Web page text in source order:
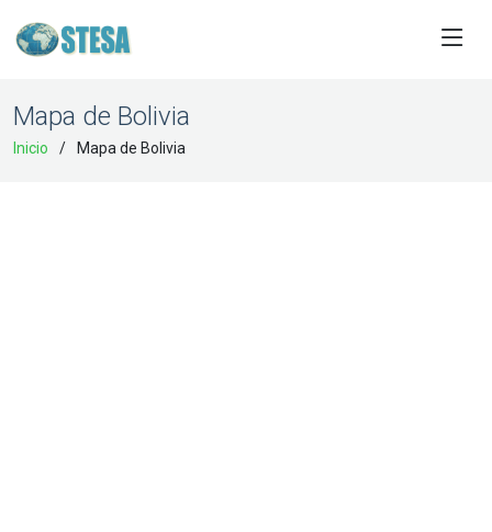
Mapa de Bolivia
Inicio Mapa de Bolivia